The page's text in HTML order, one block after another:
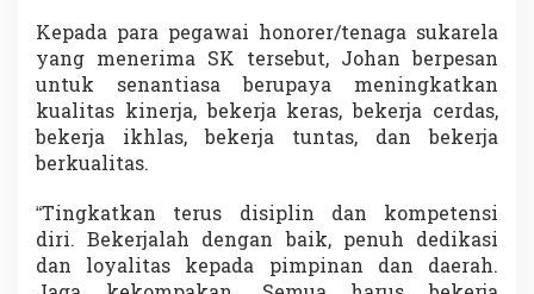
Kepada para pegawai honorer/tenaga sukarela
yang menerima SK tersebut, Johan berpesan
untuk senantiasa berupaya meningkatkan
kualitas kinerja, bekerja keras, bekerja cerdas,
bekerja ikhlas, bekerja tuntas, dan bekerja
berkualitas.
“Tingkatkan terus disiplin dan kompetensi
diri. Bekerjalah dengan baik, penuh dedikasi
dan loyalitas kepada pimpinan dan daerah.